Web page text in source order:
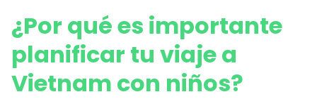
¿Por qué es importante
planificar tu viaje a
Vietnam con niños?